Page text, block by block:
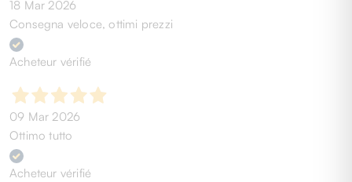
18 Mar 2026
Consegna veloce, ottimi prezzi
Acheteur vérifié
09 Mar 2026
Ottimo tutto
Acheteur vérifié